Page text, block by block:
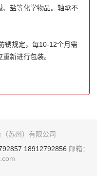
盐等化学物品。轴承不
规定，每10-12个月需
新进行包装。
苏州）有限公司
18912792856 邮箱：